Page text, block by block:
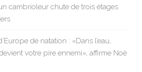
cambrioleur chute de trois étages
de natation : «Dans l’eau,
votre pire ennemi», affirme Noè